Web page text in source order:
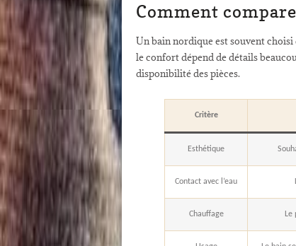
Comment
Un bain nordique est souvent
le confort dépend de détails
disponibilité des pièces.
Critère
Esthétique
Contact avec l’eau
Chauffage Le